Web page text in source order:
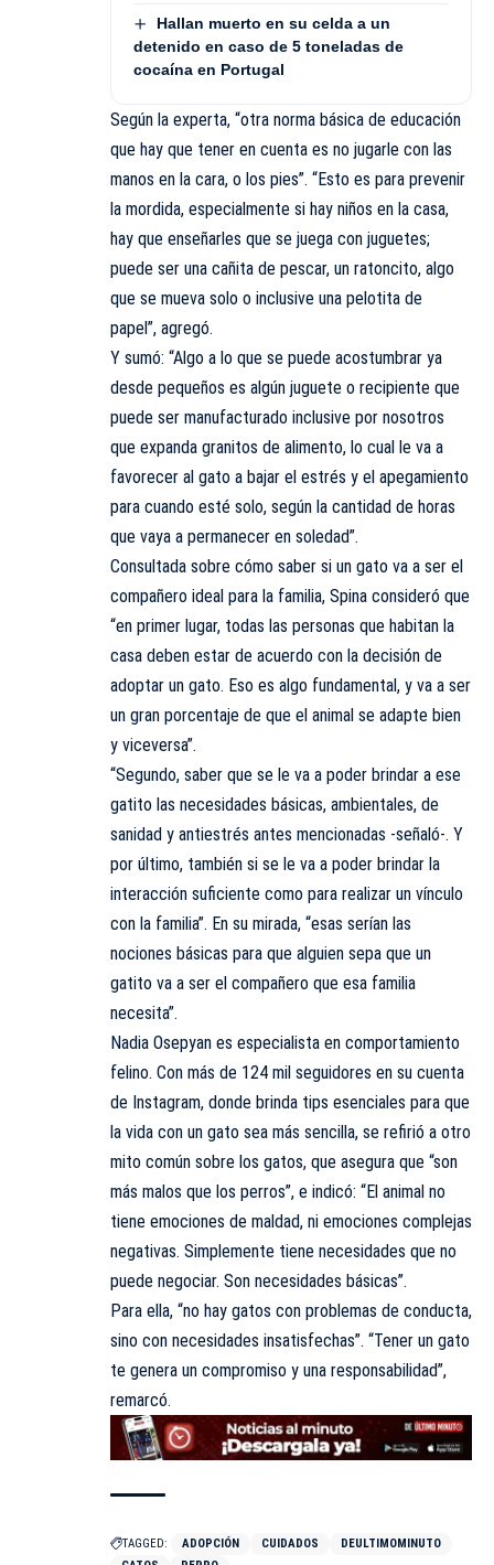
Hallan muerto en su celda a un
detenido en caso de 5 toneladas de
cocaína en Portugal
Según la experta, “otra norma básica de educación
que hay que tener en cuenta es no jugarle con las
manos en la cara, o los pies”. “Esto es para prevenir
la mordida, especialmente si hay niños en la casa,
hay que enseñarles que se juega con juguetes;
puede ser una cañita de pescar, un ratoncito, algo
que se mueva solo o inclusive una pelotita de
papel”, agregó.
Y sumó: “Algo a lo que se puede acostumbrar ya
desde pequeños es algún juguete o recipiente que
puede ser manufacturado inclusive por nosotros
que expanda granitos de alimento, lo cual le va a
favorecer al gato a bajar el estrés y el apegamiento
para cuando esté solo, según la cantidad de horas
que vaya a permanecer en soledad”.
Consultada sobre cómo saber si un gato va a ser el
compañero ideal para la familia, Spina consideró que
“en primer lugar, todas las personas que habitan la
casa deben estar de acuerdo con la decisión de
adoptar un gato. Eso es algo fundamental, y va a ser
un gran porcentaje de que el animal se adapte bien
y viceversa”.
“Segundo, saber que se le va a poder brindar a ese
gatito las necesidades básicas, ambientales, de
sanidad y antiestrés antes mencionadas -señaló-. Y
por último, también si se le va a poder brindar la
interacción suficiente como para realizar un vínculo
con la familia”. En su mirada, “esas serían las
nociones básicas para que alguien sepa que un
gatito va a ser el compañero que esa familia
necesita”.
Nadia Osepyan es especialista en comportamiento
felino. Con más de 124 mil seguidores en su cuenta
de Instagram, donde brinda tips esenciales para que
la vida con un gato sea más sencilla, se refirió a otro
mito común sobre los gatos, que asegura que “son
más malos que los perros”, e indicó: “El animal no
tiene emociones de maldad, ni emociones complejas
negativas. Simplemente tiene necesidades que no
puede negociar. Son necesidades básicas”.
Para ella, “no hay gatos con problemas de conducta,
sino con necesidades insatisfechas”. “Tener un gato
te genera un compromiso y una responsabilidad”,
remarcó.
TAGGED: ADOPCIÓN CUIDADOS
DEULTIMOMINUTO